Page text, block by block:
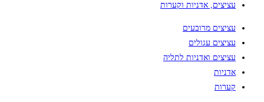
עציצים, אדניות וקערות
עציצים מרובעים
עציצים עגולים
עציצים ואדניות לתליה
אדניות
קערות